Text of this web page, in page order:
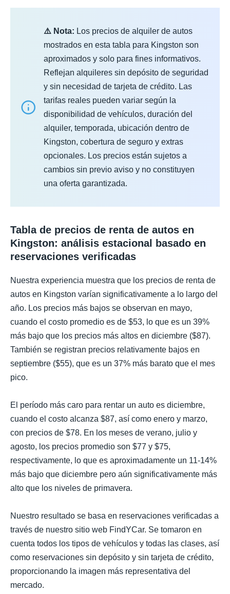
⚠️ Nota: Los precios de alquiler de autos
mostrados en esta tabla para Kingston son
aproximados y solo para fines informativos.
Reflejan alquileres sin depósito de seguridad
y sin necesidad de tarjeta de crédito. Las
tarifas reales pueden variar según la
disponibilidad de vehículos, duración del
alquiler, temporada, ubicación dentro de
Kingston, cobertura de seguro y extras
opcionales. Los precios están sujetos a
cambios sin previo aviso y no constituyen
una oferta garantizada.
Tabla de precios de renta de autos en
Kingston: análisis estacional basado en
reservaciones verificadas
Nuestra experiencia muestra que los precios de renta de
autos en Kingston varían significativamente a lo largo del
año. Los precios más bajos se observan en mayo,
cuando el costo promedio es de $53, lo que es un 39%
más bajo que los precios más altos en diciembre ($87).
También se registran precios relativamente bajos en
septiembre ($55), que es un 37% más barato que el mes
pico.
El período más caro para rentar un auto es diciembre,
cuando el costo alcanza $87, así como enero y marzo,
con precios de $78. En los meses de verano, julio y
agosto, los precios promedio son $77 y $75,
respectivamente, lo que es aproximadamente un 11-14%
más bajo que diciembre pero aún significativamente más
alto que los niveles de primavera.
Nuestro resultado se basa en reservaciones verificadas a
través de nuestro sitio web FindYCar. Se tomaron en
cuenta todos los tipos de vehículos y todas las clases, así
como reservaciones sin depósito y sin tarjeta de crédito,
proporcionando la imagen más representativa del
mercado.